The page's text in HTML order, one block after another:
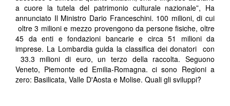
a cuore la tutela del patrimonio culturale nazionale”, Ha
annunciato Il Ministro Dario Franceschini. 100 milioni, di cui
oltre 3 milioni e mezzo provengono da persone fisiche, oltre
45 da enti e fondazioni bancarie e circa 51 milioni da
imprese. La Lombardia guida la classifica dei donatori con
33.3 milioni di euro, un terzo della raccolta. Seguono
Veneto, Piemonte ed Emilia-Romagna. ci sono Regioni a
zero: Basilicata, Valle D'Aosta e Molise. Quali gli sviluppi?